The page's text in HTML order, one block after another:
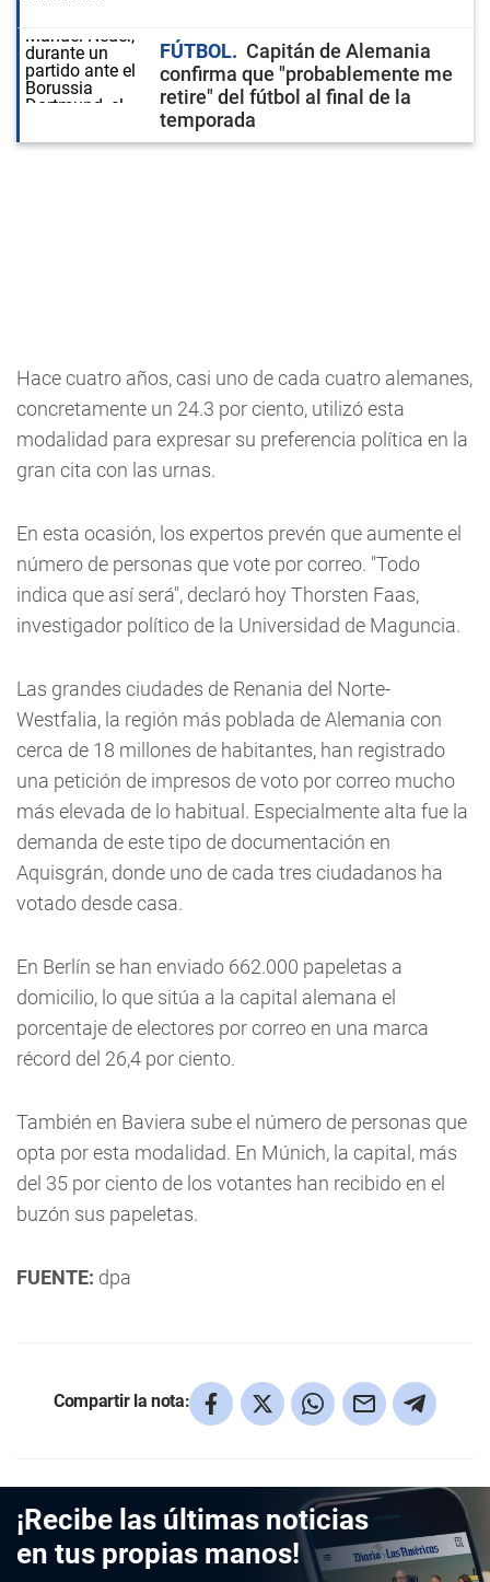
FÚTBOL
Capitán de Alemania
confirma que "probablemente me
retire" del fútbol al final de la
temporada
Hace cuatro años, casi uno de cada cuatro alemanes,
concretamente un 24.3 por ciento, utilizó esta
modalidad para expresar su preferencia política en la
gran cita con las urnas.
En esta ocasión, los expertos prevén que aumente el
número de personas que vote por correo. "Todo
indica que así será", declaró hoy Thorsten Faas,
investigador político de la Universidad de Maguncia.
Las grandes ciudades de Renania del Norte-
Westfalia, la región más poblada de Alemania con
cerca de 18 millones de habitantes, han registrado
una petición de impresos de voto por correo mucho
más elevada de lo habitual. Especialmente alta fue la
demanda de este tipo de documentación en
Aquisgrán, donde uno de cada tres ciudadanos ha
votado desde casa.
En Berlín se han enviado 662.000 papeletas a
domicilio, lo que sitúa a la capital alemana el
porcentaje de electores por correo en una marca
récord del 26,4 por ciento.
También en Baviera sube el número de personas que
opta por esta modalidad. En Múnich, la capital, más
del 35 por ciento de los votantes han recibido en el
buzón sus papeletas.
FUENTE: dpa
Compartir la nota:
¡Recibe las últimas noticias
en tus propias manos!